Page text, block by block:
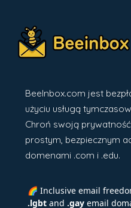
BeeInbox.com jest
użyciu usługą
Chroń swoją
prostym, bezpiecznym
domenami .com i .edu.
🌈 Inclusive email
.lgbtand .gayemail